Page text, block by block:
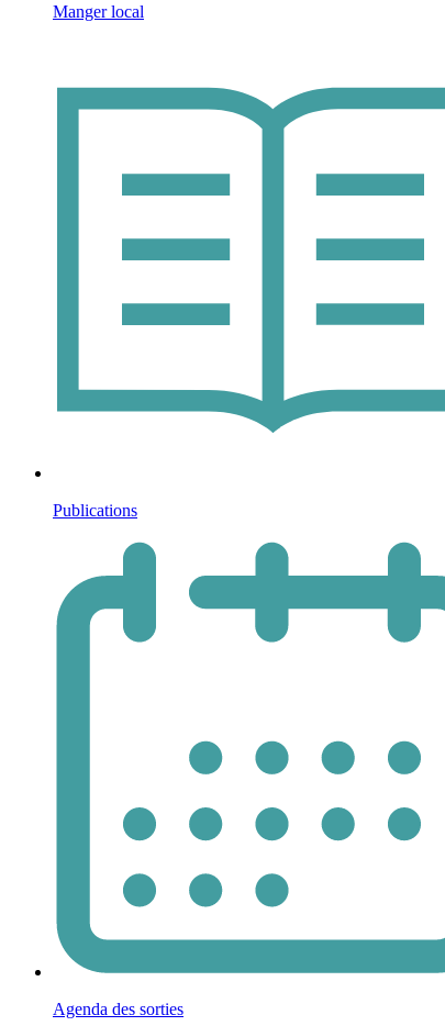
Manger local
Publications
Agenda des sorties